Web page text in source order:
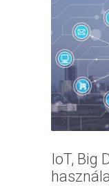
IoT, Big